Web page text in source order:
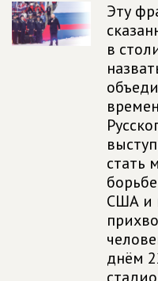
Эту
в
стать
США и
днём